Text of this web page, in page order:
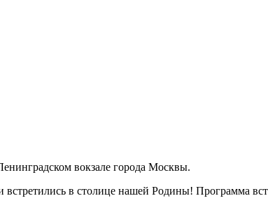
вокзале города Москвы.
встретились в столице нашей Родины! Программа